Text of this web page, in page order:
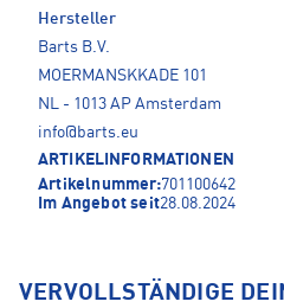
Hersteller
Barts B.V.
MOERMANSKKADE 101
NL - 1013 AP Amsterdam
info@barts.eu
ARTIKELINFORMATIONEN
Artikelnummer:701100642
Im Angebot seit28.08.2024
VERVOLLSTÄNDIGE